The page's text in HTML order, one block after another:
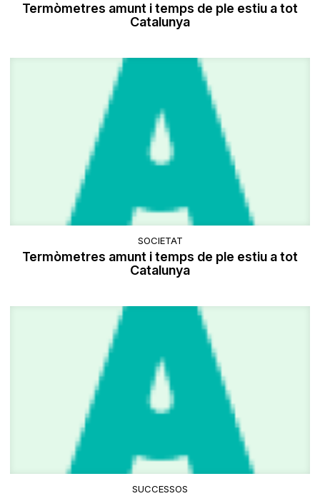
Termòmetres amunt i temps de ple estiu a tot
Catalunya
SOCIETAT
Termòmetres amunt i temps de ple estiu a tot
Catalunya
SUCCESSOS